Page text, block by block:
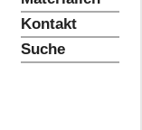
Kontakt
Suche